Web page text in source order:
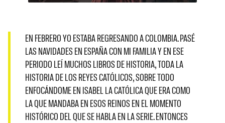
EN FEBRERO YO ESTABA REGRESANDO A COLOMBIA. PASÉ
LAS NAVIDADES EN ESPAÑA CON MI FAMILIA Y EN ESE
PERIODO LEÍ MUCHOS LIBROS DE HISTORIA, TODA LA
HISTORIA DE LOS REYES CATÓLICOS, SOBRE TODO
ENFOCÁNDOME EN ISABEL LA CATÓLICA QUE ERA COMO
LA QUE MANDABA EN ESOS REINOS EN EL MOMENTO
HISTÓRICO DEL QUE SE HABLA EN LA SERIE. ENTONCES